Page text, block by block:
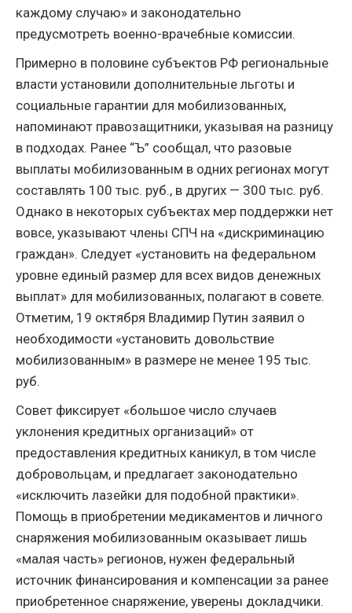
каждому случаю» и законодательно
предусмотреть военно-врачебные комиссии.
Примерно в половине субъектов РФ региональные
власти установили дополнительные льготы и
социальные гарантии для мобилизованных,
напоминают правозащитники, указывая на разницу
в подходах. Ранее “Ъ” сообщал, что разовые
выплаты мобилизованным в одних регионах могут
составлять 100 тыс. руб., в других — 300 тыс. руб.
Однако в некоторых субъектах мер поддержки нет
вовсе, указывают члены СПЧ на «дискриминацию
граждан». Следует «установить на федеральном
уровне единый размер для всех видов денежных
выплат» для мобилизованных, полагают в совете.
Отметим, 19 октября Владимир Путин заявил о
необходимости «установить довольствие
мобилизованным» в размере не менее 195 тыс.
руб.
Совет фиксирует «большое число случаев
уклонения кредитных организаций» от
предоставления кредитных каникул, в том числе
добровольцам, и предлагает законодательно
«исключить лазейки для подобной практики».
Помощь в приобретении медикаментов и личного
снаряжения мобилизованным оказывает лишь
«малая часть» регионов, нужен федеральный
источник финансирования и компенсации за ранее
приобретенное снаряжение, уверены докладчики.